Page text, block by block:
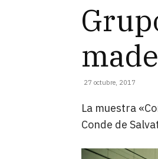
27 octubre, 2017
La muestra
Conde de